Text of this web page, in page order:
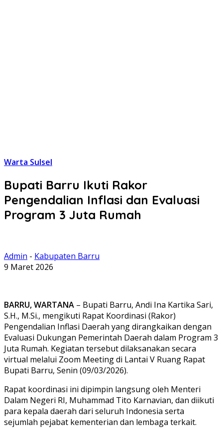
Warta Sulsel
Bupati Barru Ikuti Rakor
Pengendalian Inflasi dan Evaluasi
Program 3 Juta Rumah
Admin - Kabupaten Barru
9 Maret 2026
BARRU, WARTANA – Bupati Barru, Andi Ina Kartika Sari,
S.H., M.Si., mengikuti Rapat Koordinasi (Rakor)
Pengendalian Inflasi Daerah yang dirangkaikan dengan
Evaluasi Dukungan Pemerintah Daerah dalam Program 3
Juta Rumah. Kegiatan tersebut dilaksanakan secara
virtual melalui Zoom Meeting di Lantai V Ruang Rapat
Bupati Barru, Senin (09/03/2026).
Rapat koordinasi ini dipimpin langsung oleh Menteri
Dalam Negeri RI, Muhammad Tito Karnavian, dan diikuti
para kepala daerah dari seluruh Indonesia serta
sejumlah pejabat kementerian dan lembaga terkait.